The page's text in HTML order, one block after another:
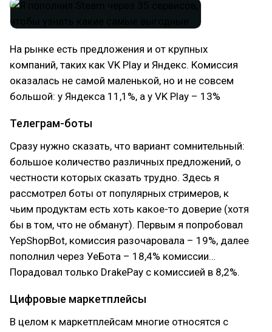
На рынке есть предложения и от крупных
компаний, таких как VK Play и Яндекс. Комиссия
оказалась не самой маленькой, но и не совсем
большой: у Яндекса 11,1%, а у VK Play – 13%
Телеграм-боты
Сразу нужно сказать, что вариант сомнительный:
большое количество различных предложений, о
честности которых сказать трудно. Здесь я
рассмотрел боты от популярных стримеров, к
чьим продуктам есть хоть какое-то доверие (хотя
бы в том, что не обманут). Первым я попробовал
YepShopBot, комиссия разочаровала – 19%, далее
пополнил через УеБота – 18,4% комиссии…
Порадовал только DrakePay с комиссией в 8,2%.
Цифровые маркетплейсы
В целом к маркетплейсам многие относятся с